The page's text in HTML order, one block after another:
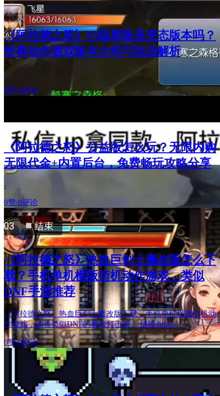
《阿拉德之怒》65级原版是变态版本吗？
经典动作游戏版本介绍与玩法解析
-
0赞·0评论
《阿拉德之怒》公益版怎么玩？无限内购
无限代金+内置后台，免费畅玩攻略分享
-
0赞·0评论
《阿拉德之怒》热血巨剑士魔改版怎么下
载？手机单机横版街机动作游戏，类似
DNF手游推荐
《阿拉德之怒》热血巨剑士魔改版下载，手机单机横版街机动
作游戏，体验类似DNF的爽快打击感！ 链接:https:/…
0赞·0评论